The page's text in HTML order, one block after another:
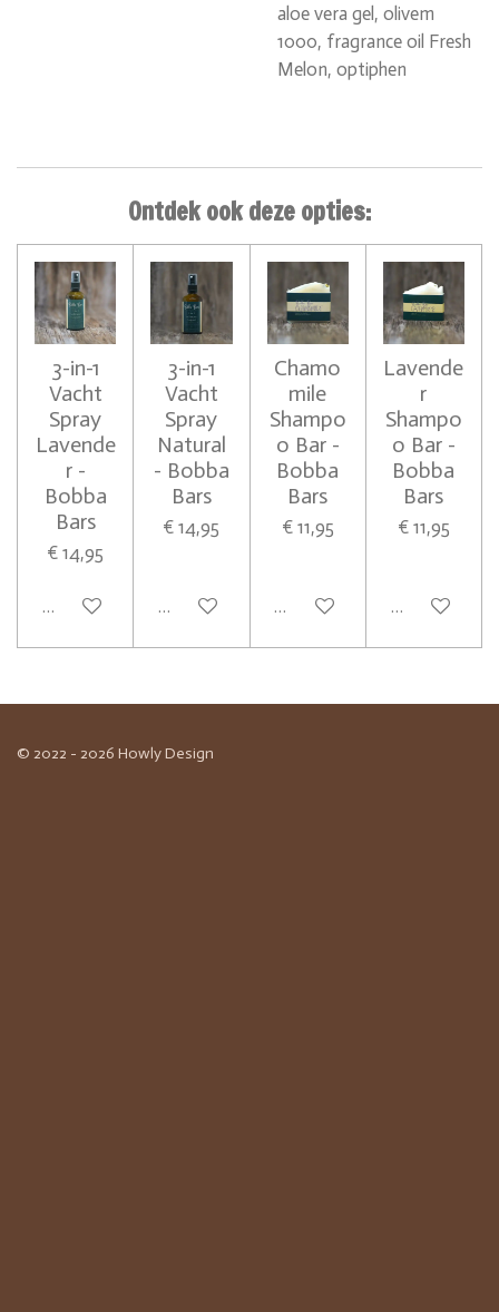
aloe vera gel, olivem
1000, fragrance oil Fresh
Melon, optiphen
Ontdek ook deze opties:
3-in-1
Vacht
Spray
Lavende
r -
Bobba
Bars
€ 14,95
In winkelwagen
3-in-1
Vacht
Spray
Natural
- Bobba
Bars
€ 14,95
In winkelwagen
Chamo
mile
Shampo
o Bar -
Bobba
Bars
€ 11,95
In winkelwagen
Lavende
r
Shampo
o Bar -
Bobba
Bars
€ 11,95
In
© 2022 - 2026 Howly Design